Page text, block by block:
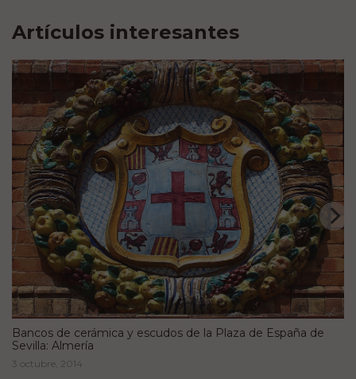
Artículos interesantes
Bancos de cerámica y escudos de la Plaza de España de
Sevilla: Almería
3 octubre, 2014